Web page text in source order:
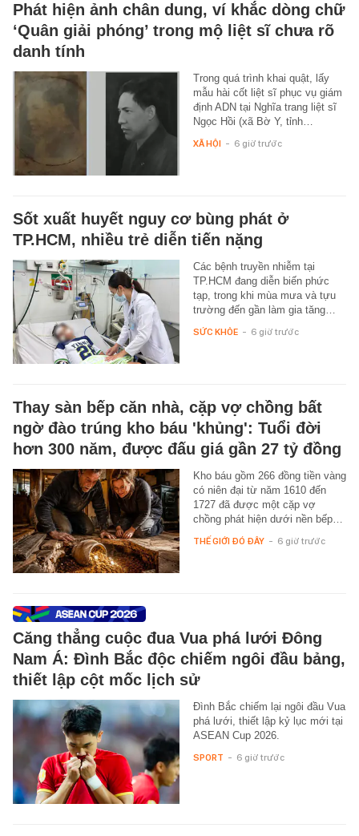
Phát hiện ảnh chân dung, ví khắc dòng chữ
‘Quân giải phóng’ trong mộ liệt sĩ chưa rõ
danh tính
Trong quá trình khai quật, lấy
mẫu hài cốt liệt sĩ phục vụ giám
định ADN tại Nghĩa trang liệt sĩ
Ngọc Hồi (xã Bờ Y, tỉnh…
XÃ HỘI - 6 giờ trước
Sốt xuất huyết nguy cơ bùng phát ở
TP.HCM, nhiều trẻ diễn tiến nặng
Các bệnh truyền nhiễm tại
TP.HCM đang diễn biến phức
tạp, trong khi mùa mưa và tựu
trường đến gần làm gia tăng…
SỨC KHỎE - 6 giờ trước
Thay sàn bếp căn nhà, cặp vợ chồng bất
ngờ đào trúng kho báu 'khủng': Tuổi đời
hơn 300 năm, được đấu giá gần 27 tỷ đồng
Kho báu gồm 266 đồng tiền vàng
có niên đại từ năm 1610 đến
1727 đã được một cặp vợ
chồng phát hiện dưới nền bếp…
THẾ GIỚI ĐÓ ĐÂY - 6 giờ trước
Căng thẳng cuộc đua Vua phá lưới Đông
Nam Á: Đình Bắc độc chiếm ngôi đầu bảng,
thiết lập cột mốc lịch sử
Đình Bắc chiếm lại ngôi đầu Vua
phá lưới, thiết lập kỷ lục mới tại
ASEAN Cup 2026.
SPORT - 6 giờ trước